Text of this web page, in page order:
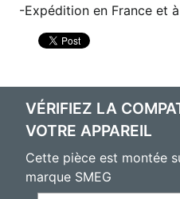
Expédition en France et
VÉRIFIEZ LA
VOTRE APPAREIL
Cette pièce est montée
marque SMEG